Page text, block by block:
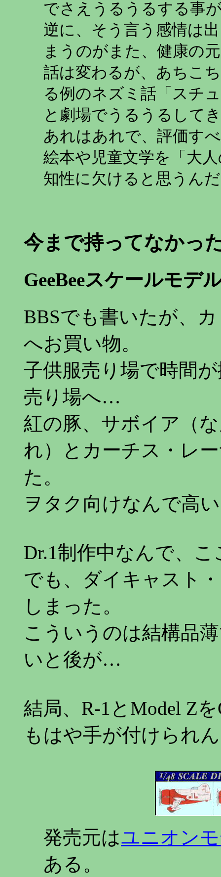
でさえうるうるする事
逆に、そう言う感情は
まうのがまた、健康の
話は変わるが、あちこ
る例のネズミ話「スチ
と劇場でうるうるして
あれはあれで、評価す
絵本や児童文学を「大
知性に欠けると思うん
今まで持ってなかっ
GeeBeeスケールモデ
BBSでも書いたが、
へお買い物。
子供服売り場で時間
売り場へ…
紅の豚、サボイア（
れ）とカーチス・レ
た。
ヲタク向けなんで高
Dr.1制作中なんで、
でも、ダイキャスト
しまった。
こういうのは結構品
いと後が…
結局、R-1とModel Z
もはや手が付けられ
発売元はユニオン
ある。